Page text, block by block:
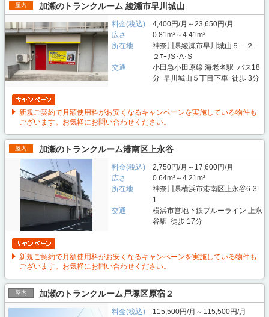
屋内 加瀬のトランクルーム 綾瀬市早川城山
料金(税込)
4,400円/月～23,650円/月
広さ
0.81m²～4.41m²
所在地
神奈川県綾瀬市早川城山５－２－
２ｴｰﾘS･A･S
交通
小田急小田原線 海老名駅 バス18
分 早川城山５丁目下車 徒歩 3分
新規ご契約で月額使用料がお安くなるキャンペーンを実施している物件も
ございます。お気軽にお問い合わせください。
屋内 加瀬のトランクルーム港南区上永谷
料金(税込)
2,750円/月～17,600円/月
広さ
0.64m²～4.21m²
所在地
神奈川県横浜市港南区上永谷6-3-
1
交通
横浜市営地下鉄ブルーライン 上永
谷駅 徒歩 17分
新規ご契約で月額使用料がお安くなるキャンペーンを実施している物件も
ございます。お気軽にお問い合わせください。
屋内 加瀬のトランクルーム戸塚区原宿２
料金(税込)
115,500円/月～115,500円/月